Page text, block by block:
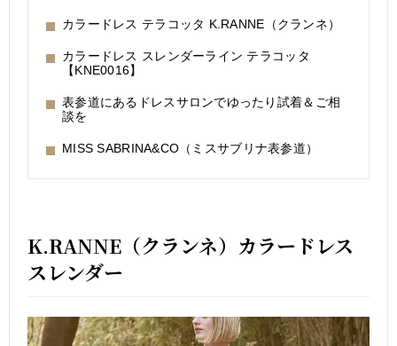
カラードレス テラコッタ K.RANNE（クランネ）
カラードレス スレンダーライン テラコッタ
【KNE0016】
表参道にあるドレスサロンでゆったり試着＆ご相
談を
MISS SABRINA&CO（ミスサブリナ表参道）
K.RANNE（クランネ）カラードレス
スレンダー